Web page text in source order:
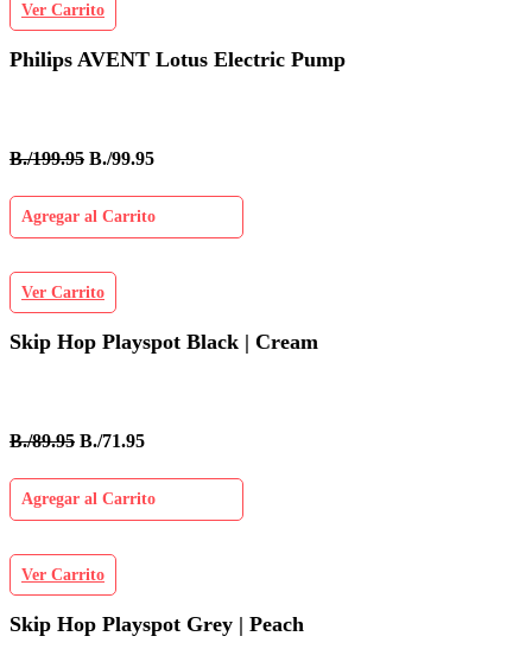
Ver Carrito
Philips AVENT Lotus Electric Pump
B./199.95 B./99.95
Agregar al Carrito
Ver Carrito
Skip Hop Playspot Black | Cream
B./89.95 B./71.95
Agregar al Carrito
Ver Carrito
Skip Hop Playspot Grey | Peach